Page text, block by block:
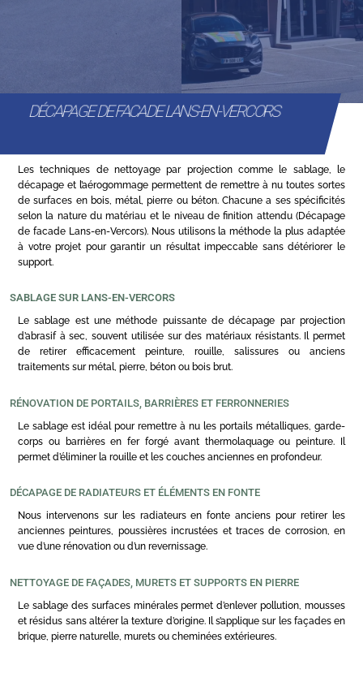
DÉCAPAGE DE FACADE LANS-EN-VERCORS
Les techniques de nettoyage par projection comme le sablage, le
décapage et l’aérogommage permettent de remettre à nu toutes sortes
de surfaces en bois, métal, pierre ou béton. Chacune a ses spécificités
selon la nature du matériau et le niveau de finition attendu (Décapage
de facade Lans-en-Vercors). Nous utilisons la méthode la plus adaptée
à votre projet pour garantir un résultat impeccable sans détériorer le
support.
SABLAGE SUR LANS-EN-VERCORS
Le sablage est une méthode puissante de décapage par projection
d’abrasif à sec, souvent utilisée sur des matériaux résistants. Il permet
de retirer efficacement peinture, rouille, salissures ou anciens
traitements sur métal, pierre, béton ou bois brut.
RÉNOVATION DE PORTAILS, BARRIÈRES ET FERRONNERIES
Le sablage est idéal pour remettre à nu les portails métalliques, garde-
corps ou barrières en fer forgé avant thermolaquage ou peinture. Il
permet d’éliminer la rouille et les couches anciennes en profondeur.
DÉCAPAGE DE RADIATEURS ET ÉLÉMENTS EN FONTE
Nous intervenons sur les radiateurs en fonte anciens pour retirer les
anciennes peintures, poussières incrustées et traces de corrosion, en
vue d’une rénovation ou d’un revernissage.
NETTOYAGE DE FAÇADES, MURETS ET SUPPORTS EN PIERRE
Le sablage des surfaces minérales permet d’enlever pollution, mousses
et résidus sans altérer la texture d’origine. Il s’applique sur les façades en
brique, pierre naturelle, murets ou cheminées extérieures.